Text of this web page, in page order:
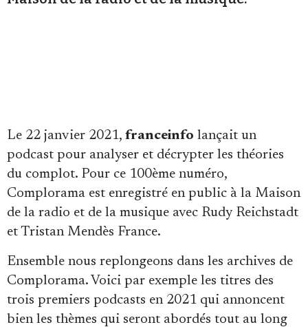
Se connecter
Le 22 janvier 2021, franceinfo lançait un
podcast pour analyser et décrypter les théories
du complot. Pour ce 100ème numéro,
Complorama est enregistré en public à la Maison
de la radio et de la musique avec Rudy Reichstadt
et Tristan Mendès France.
Ensemble nous replongeons dans les archives de
Complorama. Voici par exemple les titres des
trois premiers podcasts en 2021 qui annoncent
bien les thèmes qui seront abordés tout au long